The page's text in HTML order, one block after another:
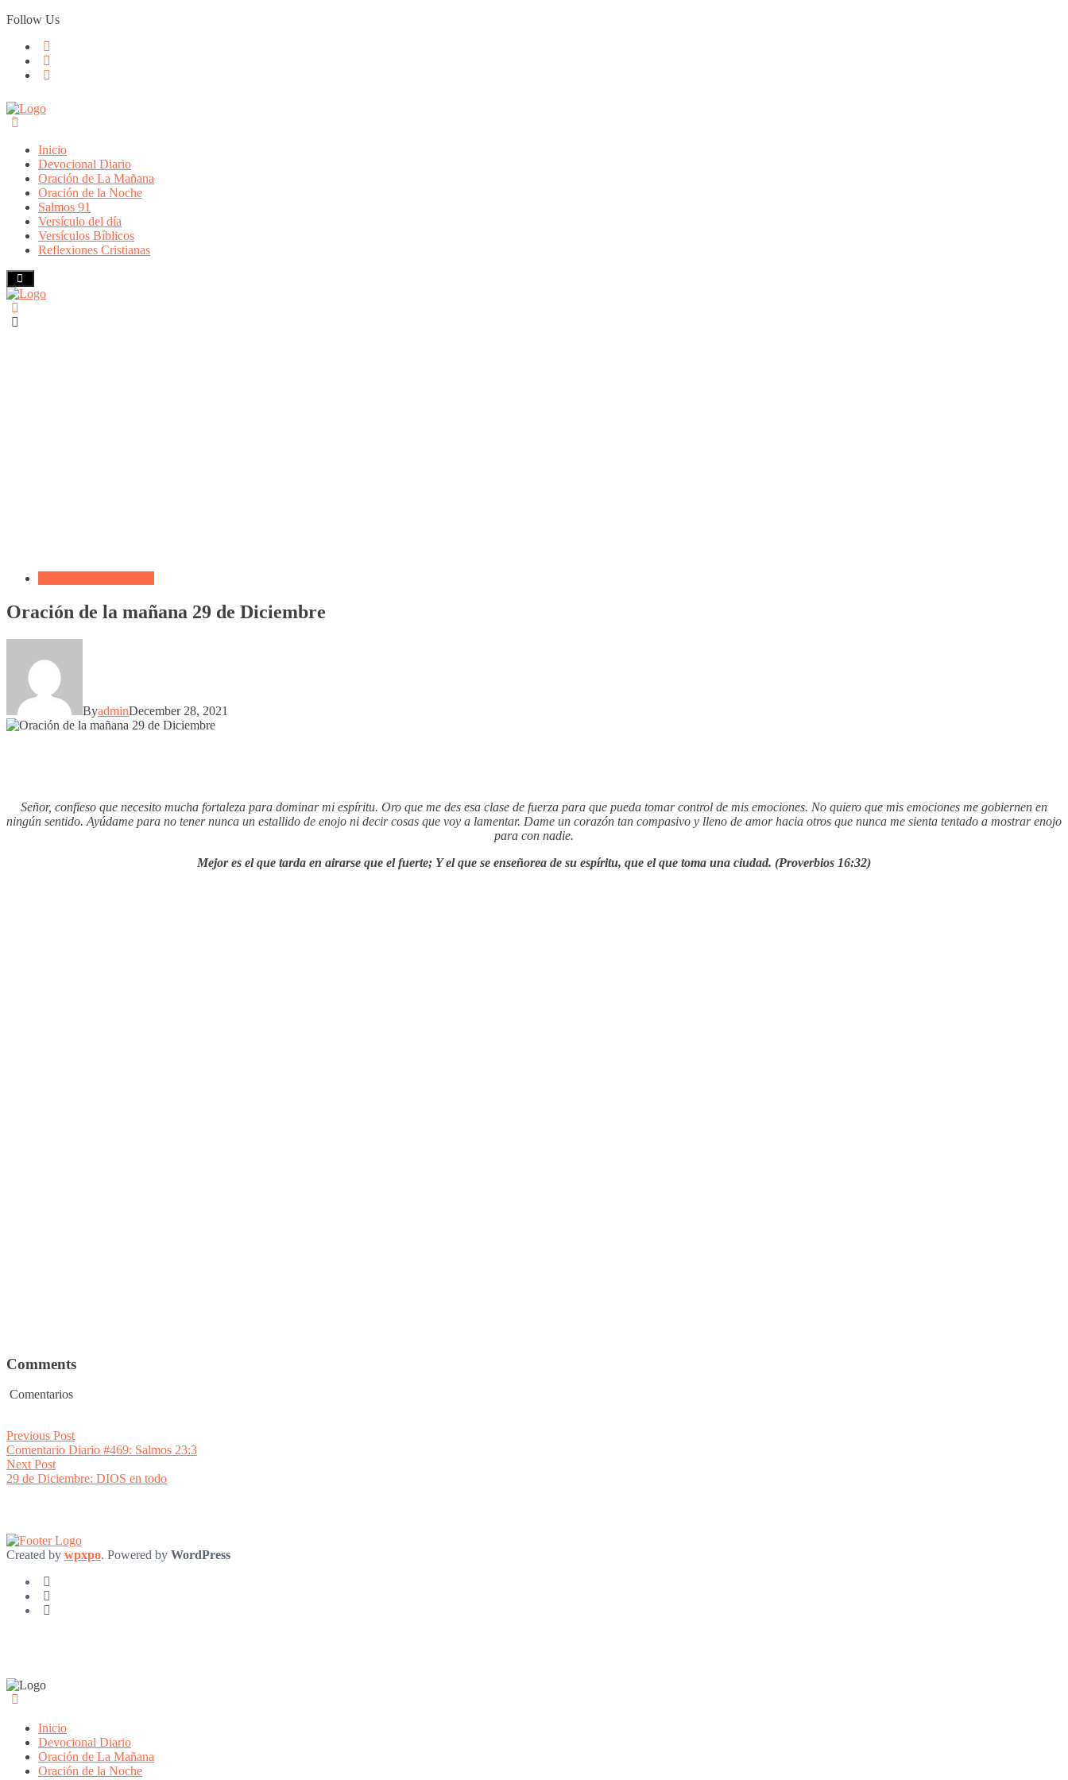
Skip
to
Follow Us
Inicio
Devocional Diario
Oración de La Mañana
Oración de la Noche
Salmos 91
Versículo del día
Versículos Bíblicos
Reflexiones Cristianas
Oración de la mañana 29 de Diciembre
ByadminDecember 28, 2021
Señor, confieso que necesito mucha fortaleza para dominar mi espíritu. Oro que me des esa clase de fuerza para que pueda tomar control de mis emociones. No quiero que mis emociones me gobiernen en
ningún sentido. Ayúdame para no tener nunca un estallido de enojo ni decir cosas que voy a lamentar. Dame un corazón tan compasivo y lleno de amor hacia otros que nunca me sienta tentado a mostrar enojo
para con nadie.
Mejor es el que tarda en airarse que el fuerte; Y el que se enseñorea de su espíritu, que el que toma una ciudad. (Proverbios 16:32)
Comments
Comentarios
Post
navigation
Previous PostPrevious
post:
Comentario Diario #469: Salmos 23:3
Next PostNext
post:
29 de Diciembre: DIOS en todo
Created by wpxpo. Powered by WordPress
Inicio
Devocional Diario
Oración de La Mañana
Oración de la Noche